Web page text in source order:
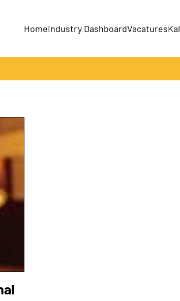
HomeIndustry DashboardVacatures